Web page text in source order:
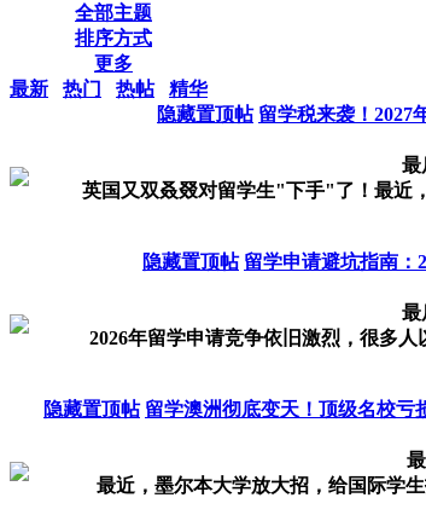
全部主题
排序方式
更多
最新
热门 热帖
精华
隐藏置顶帖 留学税来袭！2027
最
英国又双叒叕对留学生"下手"了！最近
隐藏置顶帖 留学申请避坑指南：
最
2026年留学申请竞争依旧激烈，很多
隐藏置顶帖 留学澳洲彻底变天！顶级名校亏
最近，墨尔本大学放大招，给国际学